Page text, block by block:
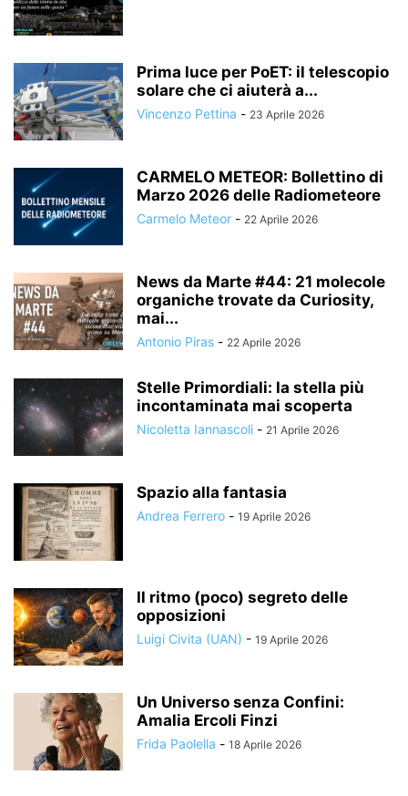
Prima luce per PoET: il telescopio
solare che ci aiuterà a...
Vincenzo Pettina - 23 Aprile 2026
CARMELO METEOR: Bollettino di
Marzo 2026 delle Radiometeore
Carmelo Meteor - 22 Aprile 2026
News da Marte #44: 21 molecole
organiche trovate da Curiosity,
mai...
Antonio Piras - 22 Aprile 2026
Stelle Primordiali: la stella più
incontaminata mai scoperta
Nicoletta Iannascoli - 21 Aprile 2026
Spazio alla fantasia
Andrea Ferrero - 19 Aprile 2026
Il ritmo (poco) segreto delle
opposizioni
Luigi Civita (UAN) - 19 Aprile 2026
Un Universo senza Confini:
Amalia Ercoli Finzi
Frida Paolella - 18 Aprile 2026